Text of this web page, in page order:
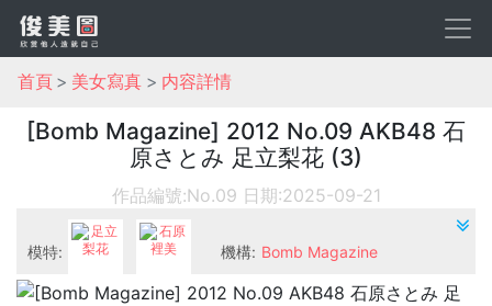
首頁 美女寫真 内容詳情
[Bomb Magazine] 2012 No.09 AKB48 石
原さとみ 足立梨花 (3)
作品編號:No.09 日期:2025-09-21
模特:
足立梨花 石原裡美
機構: Bomb Magazine